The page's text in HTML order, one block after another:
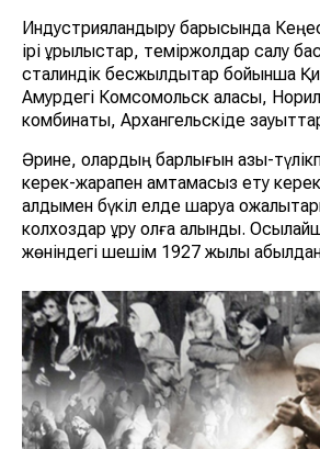
Индустрияландыру барысында
ірі құрылыстар, теміржолдар салу
сталиндік бесжылдықтар бойынша
Амурдегі Комсомольск қаласы,
комбинаты, Архангельскіде
Әрине, олардың барлығын азық-
керек-жарақпен қамтамасыз ету
алдымен бүкіл елде шаруа
колхоздар құру қолға алынды.
жөніндегі шешім 1927 жылы